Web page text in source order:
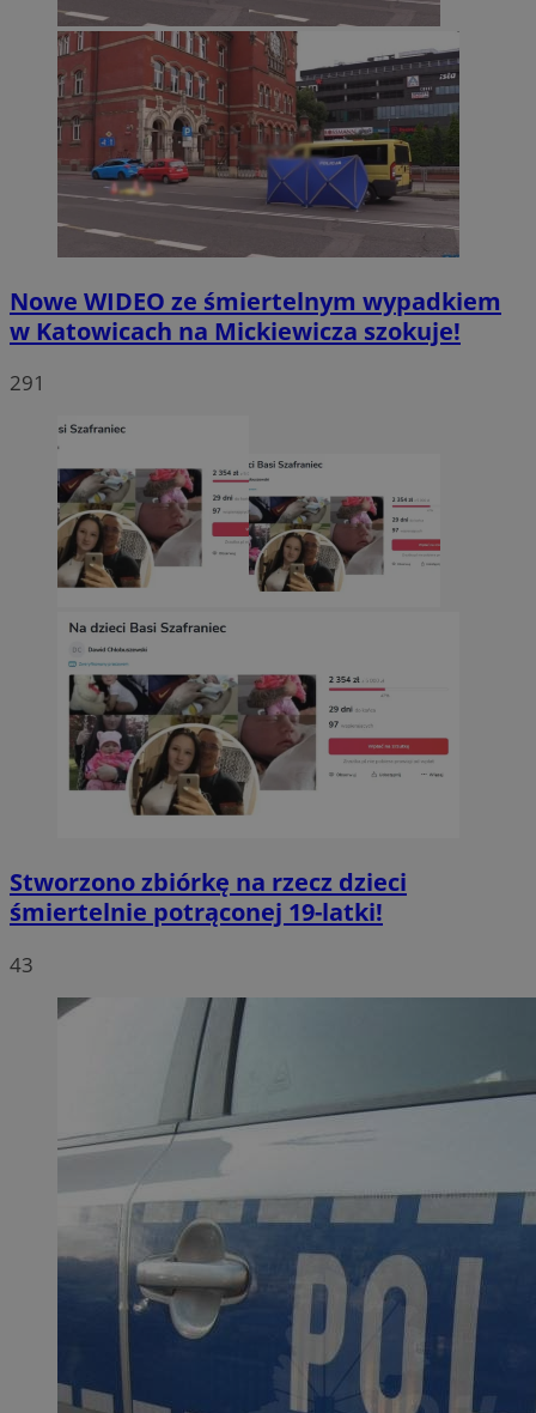
Nowe WIDEO ze śmiertelnym wypadkiem
w Katowicach na Mickiewicza szokuje!
291
Stworzono zbiórkę na rzecz dzieci
śmiertelnie potrąconej 19-latki!
43